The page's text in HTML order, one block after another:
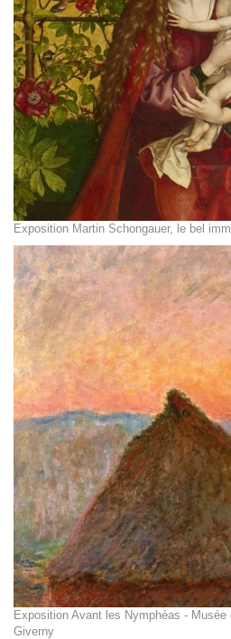
Exposition Martin Schongauer, le bel
Exposition Avant les Nymphéas -
Giverny